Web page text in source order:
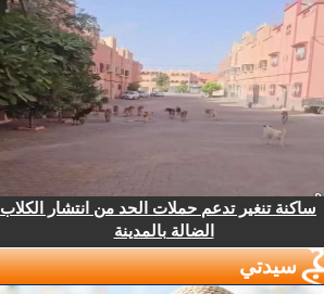
ساكنة تنغير تدعم حملات الحد من انتشار الكلاب
الضالة بالمدينة
سيدتي